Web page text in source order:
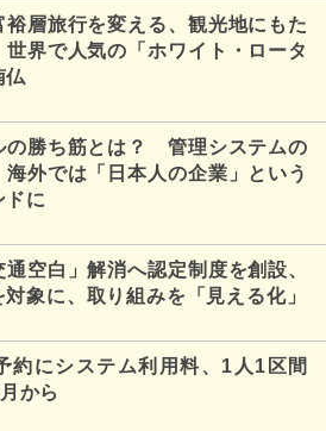
裕層旅行を変える、観光地にもた
世界で人気の「ホワイト・ロータ
仏
の勝ち筋とは？ 管理システムの
外では「日本人の企業」という
ドに
空白」解消へ認定制度を創設、
象に、取り組みを「見える化」
約にシステム利用料、1人1区間
から